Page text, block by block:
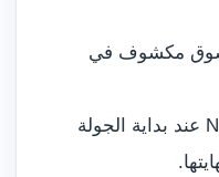
مكشوف في
استخدم Notting Hill Gate عند بداية الجولة